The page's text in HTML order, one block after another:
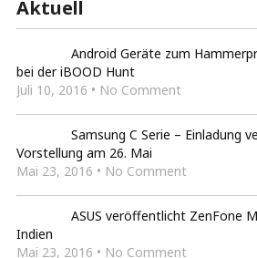
Aktuell
Android Geräte zum
bei der iBOOD Hunt
Juli 10, 2016 • No Comment
Samsung C Serie – Einladung
Vorstellung am 26. Mai
Mai 23, 2016 • No Comment
ASUS veröffentlicht ZenFone
Indien
Mai 23, 2016 • No Comment